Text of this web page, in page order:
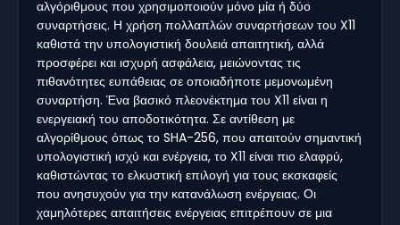
αλγόριθμους που χρησιμοποιούν μόνο μία ή δύο
συναρτήσεις. Η χρήση πολλαπλών συναρτήσεων του X11
καθιστά την υπολογιστική δουλειά απαιτητική, αλλά
προσφέρει και ισχυρή ασφάλεια, μειώνοντας τις
πιθανότητες ευπάθειας σε οποιαδήποτε μεμονωμένη
συναρτήση. Ένα βασικό πλεονέκτημα του X11 είναι η
ενεργειακή του αποδοτικότητα. Σε αντίθεση με
αλγορίθμους όπως το SHA-256, που απαιτούν σημαντική
υπολογιστική ισχύ και ενέργεια, το X11 είναι πιο ελαφρύ,
καθιστώντας το ελκυστική επιλογή για τους εκσκαφείς
που ανησυχούν για την κατανάλωση ενέργειας. Οι
χαμηλότερες απαιτήσεις ενέργειας επιτρέπουν σε μια